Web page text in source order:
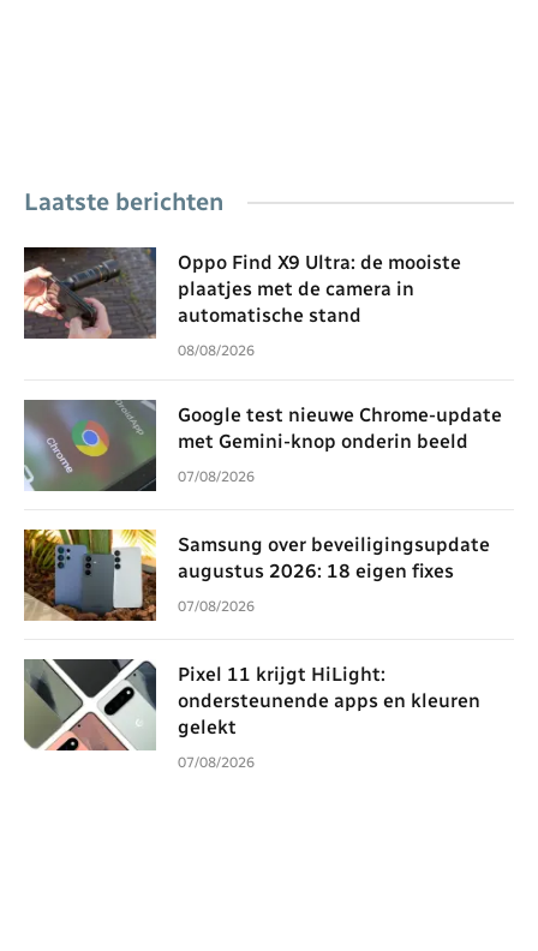
Laatste berichten
Oppo Find X9 Ultra: de mooiste
plaatjes met de camera in
automatische stand
08/08/2026
Google test nieuwe Chrome-update
met Gemini-knop onderin beeld
07/08/2026
Samsung over beveiligingsupdate
augustus 2026: 18 eigen fixes
07/08/2026
Pixel 11 krijgt HiLight:
ondersteunende apps en kleuren
gelekt
07/08/2026